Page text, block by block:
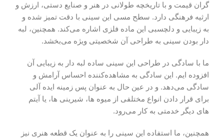
گران قیمت و با تاریخچه طولانی در هنر و صنایع دستی، ارزش و
ارثیه فرهنگی دارد. سطح مسی این سینی با دقت تمیز شده و
به زیبایی و دلچسبی این ماده فلزی اشاره می‌کند. همچنین، لبه
دار بودن سینی به طراحی آن شخصیتی ویژه می‌بخشد.
ما با سادگی در طراحی این سینی ساده لبه دار به زیبایی آن
افزوده ایم. این سادگی به مشاهده‌کننده احساس آرامش و
سادگی می‌دهد. و در عین حال به عنوان پس زمینه ایده‌ آلی
برای قرار دادن انواع مختلفی از میوه‌ ها، شیرینی‌ ها، یا آیتم‌
های دیگر خدمتی به کار می‌رود.
همچنین، ما استفاده این سینی را به عنوان یک قطعه هنری نیز